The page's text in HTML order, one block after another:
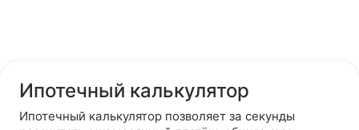
Ипотечный калькулятор
Ипотечный калькулятор позволяет за секунды